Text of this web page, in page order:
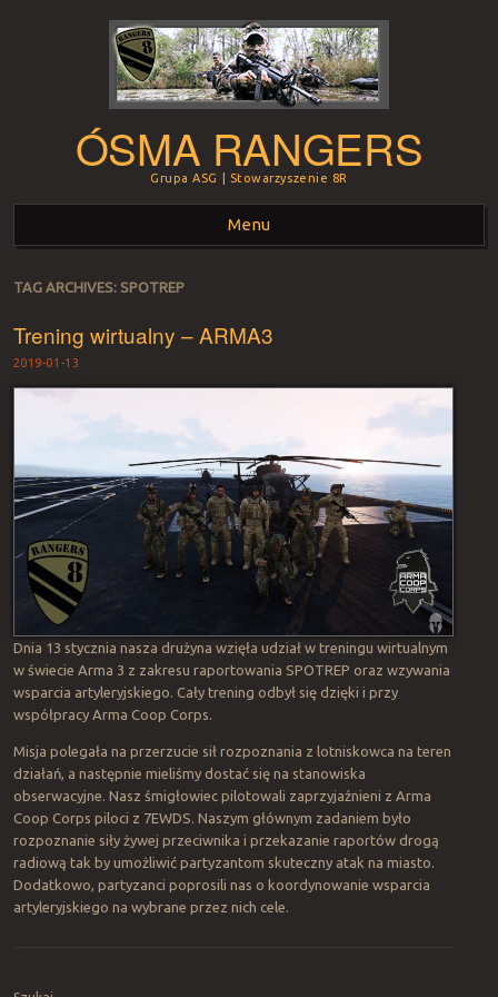
ÓSMA RANGERS
Grupa ASG | Stowarzyszenie 8R
Menu
Skip to content
TAG ARCHIVES: SPOTREP
Trening wirtualny – ARMA3
2019-01-13
Dnia 13 stycznia nasza drużyna wzięła udział w treningu wirtualnym
w świecie Arma 3 z zakresu raportowania SPOTREP oraz wzywania
wsparcia artyleryjskiego. Cały trening odbył się dzięki i przy
współpracy Arma Coop Corps.
Misja polegała na przerzucie sił rozpoznania z lotniskowca na teren
działań, a następnie mieliśmy dostać się na stanowiska
obserwacyjne. Nasz śmigłowiec pilotowali zaprzyjaźnieni z Arma
Coop Corps piloci z 7EWDS. Naszym głównym zadaniem było
rozpoznanie siły żywej przeciwnika i przekazanie raportów drogą
radiową tak by umożliwić partyzantom skuteczny atak na miasto.
Dodatkowo, partyzanci poprosili nas o koordynowanie wsparcia
artyleryjskiego na wybrane przez nich cele.